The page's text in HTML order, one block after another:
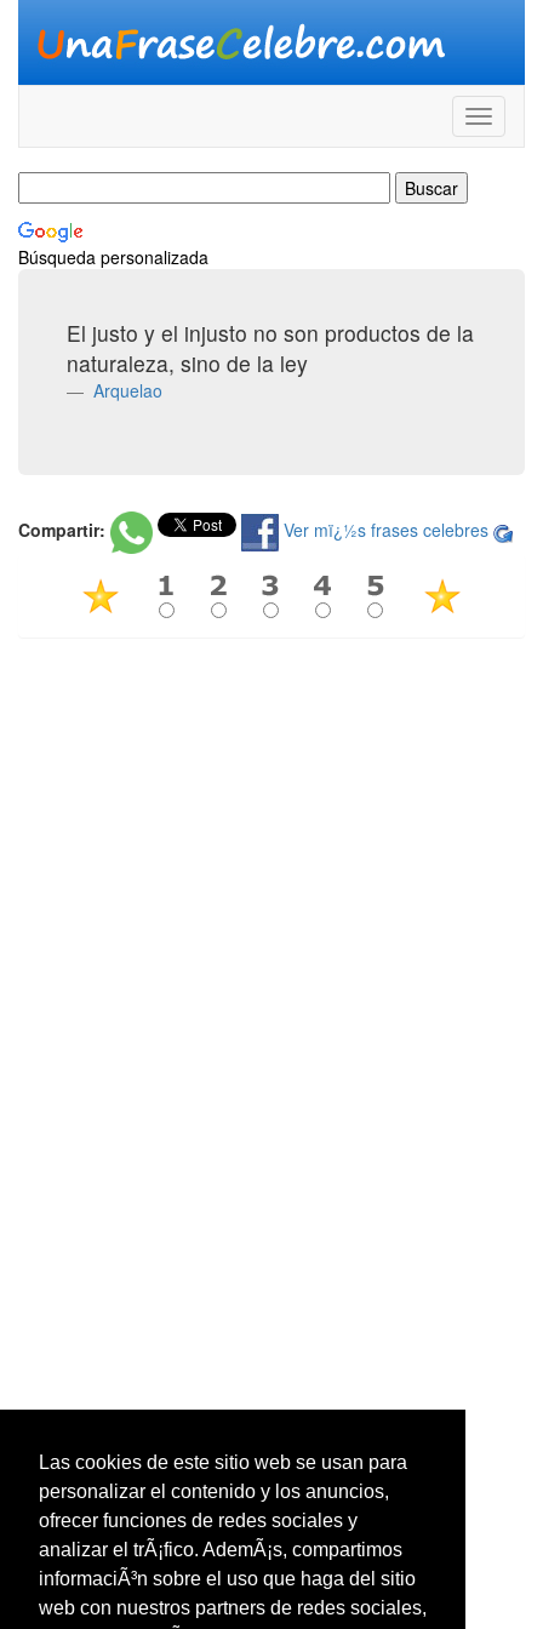
Las cookies de este sitio web se usan para
personalizar el contenido y los anuncios,
ofrecer funciones de redes sociales y
analizar el trÃ¡fico. AdemÃ¡s, compartimos
informaciÃ³n sobre el uso que haga del sitio
web con nuestros partners de redes sociales,
Búsqueda personalizada
El justo y el injusto no son productos de la
naturaleza, sino de la ley
Arquelao
Compartir: Ver mï¿½s frases celebres